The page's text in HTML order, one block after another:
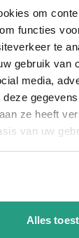
om
functies
te
gebruik van
media,
deze
ze heeft
van uw
Alles
9/
nu contact
van ma t/m